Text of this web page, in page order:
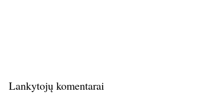
Lankytojų komentarai